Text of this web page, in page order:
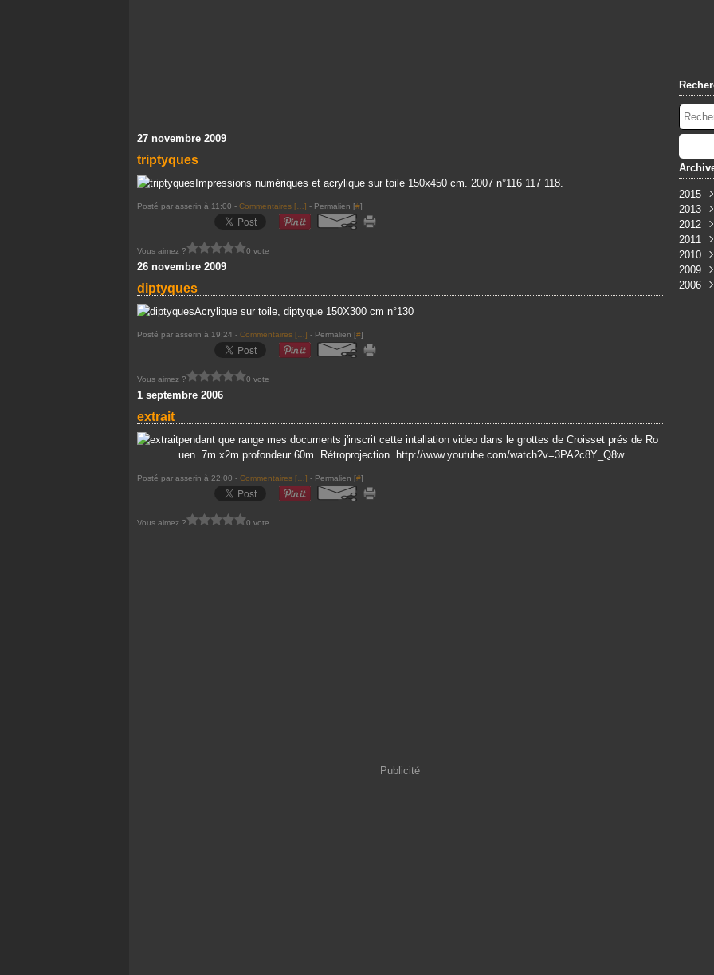
27 novembre 2009
triptyques
Impressions numériques et acrylique sur toile 150x450 cm. 2007 n°116 117 118.
Posté par asserin à 11:00 - Commentaires [ ] - Permalien [#]
Vous aimez ? 0 vote
26 novembre 2009
diptyques
Acrylique sur toile, diptyque 150X300 cm n°130
Posté par asserin à 19:24 - Commentaires [ ] - Permalien [#]
Vous aimez ? 0 vote
1 septembre 2006
extrait
pendant que range mes documents j'inscrit cette intallation video dans le grottes de Croisset prés de Ro
uen. 7m x2m profondeur 60m .Rétroprojection. http://www.youtube.com/watch?v=3PA2c8Y_Q8w
Posté par asserin à 22:00 - Commentaires [ ] - Permalien [#]
Vous aimez ? 0 vote
Publicité
2015
2013
Mars
2012
Mai
Avril
2011
2010
Juin
2009
2006